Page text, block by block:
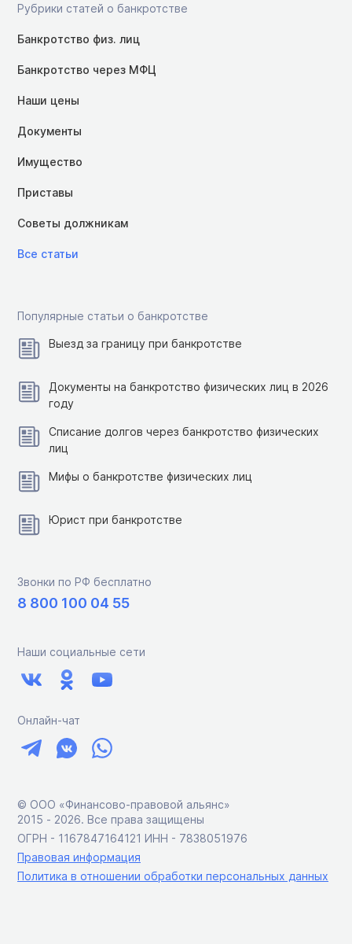
Рубрики статей о банкротстве
Банкротство физ. лиц
Банкротство через МФЦ
Наши цены
Документы
Имущество
Приставы
Советы должникам
Все статьи
Популярные статьи о банкротстве
Выезд за границу при банкротстве
Документы на банкротство физических лиц в 2026
году
Списание долгов через банкротство физических
лиц
Мифы о банкротстве физических лиц
Юрист при банкротстве
Звонки по РФ бесплатно
8 800 100 04 55
Наши социальные сети
Онлайн-чат
© ООО «Финансово-правовой альянс»
2015 ‑ 2026. Все права защищены
ОГРН - 1167847164121 ИНН - 7838051976
Правовая информация
Политика в отношении обработки персональных данных